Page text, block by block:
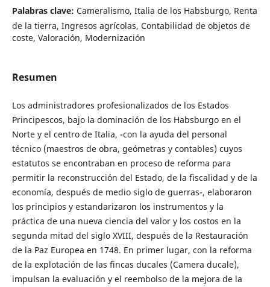
Palabras clave: Cameralismo, Italia de los Habsburgo, Renta
de la tierra, Ingresos agrícolas, Contabilidad de objetos de
coste, Valoración, Modernización
Resumen
Los administradores profesionalizados de los Estados
Principescos, bajo la dominación de los Habsburgo en el
Norte y el centro de Italia, -con la ayuda del personal
técnico (maestros de obra, geómetras y contables) cuyos
estatutos se encontraban en proceso de reforma para
permitir la reconstrucción del Estado, de la fiscalidad y de la
economía, después de medio siglo de guerras-, elaboraron
los principios y estandarizaron los instrumentos y la
práctica de una nueva ciencia del valor y los costos en la
segunda mitad del siglo XVIII, después de la Restauración
de la Paz Europea en 1748. En primer lugar, con la reforma
de la explotación de las fincas ducales (Camera ducale),
impulsan la evaluación y el reembolso de la mejora de la